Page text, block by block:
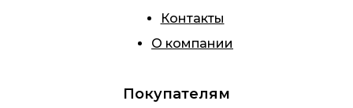
Контакты
О компании
Покупателям